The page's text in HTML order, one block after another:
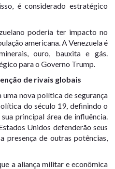
é considerado estratégico
poderia ter impacto no
americana. A Venezuela é
ouro, bauxita e gás.
para o Governo Trump.
de rivais globais
nova política de segurança
do século 19, definindo o
principal área de influência.
Unidos defenderão seus
presença de outras potências,
a aliança militar e econômica